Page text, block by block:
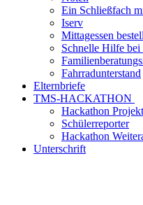
Ein Schließfach
Iserv
Mittagessen
Schnelle Hilfe
Fahrradunterstand
Elternbriefe
TMS-HACKATHON
Hackathon
Schülerreporter
Hackathon
Unterschrift